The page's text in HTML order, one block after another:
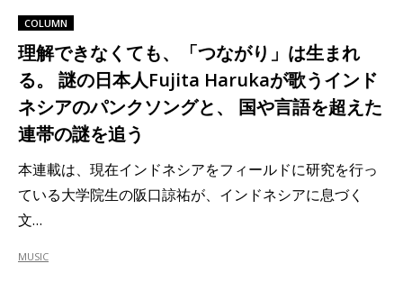
COLUMN
理解できなくても、「つながり」は生まれ
る。 謎の日本人Fujita Harukaが歌うインド
ネシアのパンクソングと、 国や言語を超えた
連帯の謎を追う
本連載は、現在インドネシアをフィールドに研究を行っ
ている大学院生の阪口諒祐が、インドネシアに息づく
文…
MUSIC